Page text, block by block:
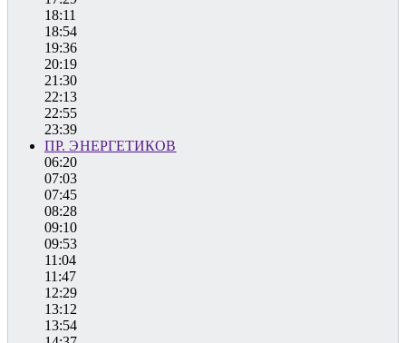
18:11
18:54
19:36
20:19
21:30
22:13
22:55
23:39
ПР. ЭНЕРГЕТИКОВ
06:20
07:03
07:45
08:28
09:10
09:53
11:04
11:47
12:29
13:12
13:54